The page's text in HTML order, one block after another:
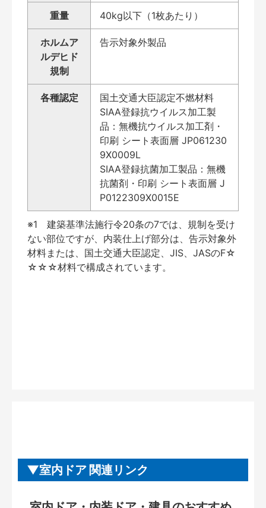
重量 40kg以下（1枚あたり）
ホルムア
ルデヒド
規制
告示対象外製品
各種認定
国土交通大臣認定不燃材料
SIAA登録抗ウイルス加工製
品：無機抗ウイルス加工剤・
印刷 シート表面層 JP061230
9X0009L
SIAA登録抗菌加工製品：無機
抗菌剤・印刷 シート表面層 J
P0122309X0015E
※1 建築基準法施行令20条の7では、規制を受け
ない部位ですが、内装仕上げ部分は、告示対象外
材料または、国土交通大臣認定、JIS、JASのF☆
☆☆☆材料で構成されています。
室内ドア 関連リンク